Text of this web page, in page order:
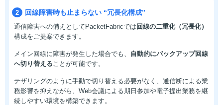
2 回線障害時も止まらない “冗長化構成”
通信障害への備えとしてPacketFabricでは 回線の二重化（冗長化）
構成をご提案できます。
メイン回線に障害が発生した場合でも、 自動的にバックアップ回線
へ切り替えることが可能です。
テザリングのように手動で切り替える必要がなく、通信断による業
務影響を抑えながら、Web会議による期日参加や電子提出業務を継
続しやすい環境を構築できます。